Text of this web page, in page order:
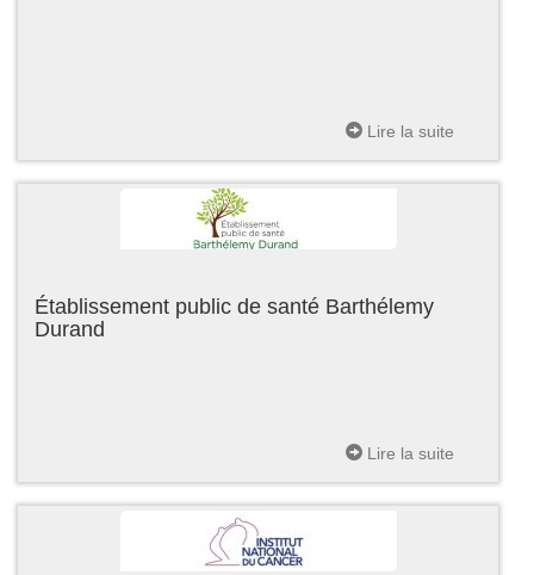
Lire la suite
Établissement public de santé Barthélemy
Durand
Lire la suite